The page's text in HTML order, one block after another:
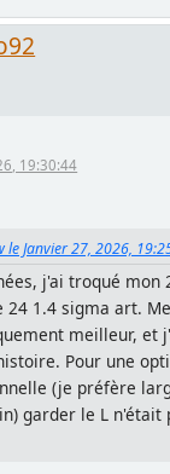
19:30:44
le Janvier 27, 2026,
j'ai troqué mon
24 1.4 sigma art.
meilleur, et
Pour une
(je préfère
garder le L n'était